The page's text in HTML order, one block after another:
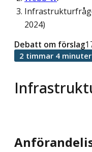
2024)
Debatt om förslag
2 timmar 4